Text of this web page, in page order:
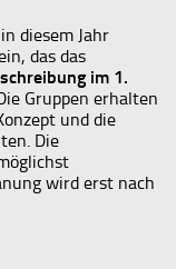
diesem Jahr
das das
im 1.
Gruppen erhalten
und die
Die
wird erst nach